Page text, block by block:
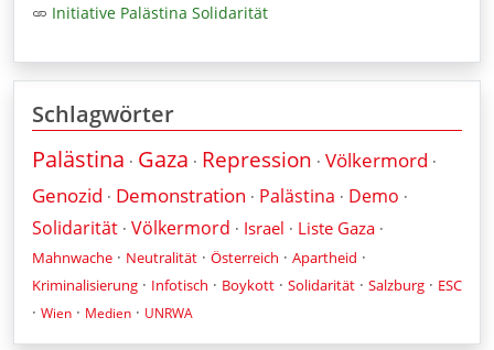
Initiative Palästina Solidarität
Schlagwörter
Palästina · Gaza · Repression · Völkermord ·
Genozid · Demonstration · Palästina · Demo ·
Solidarität · Völkermord · Israel · Liste Gaza ·
Mahnwache · Neutralität · Österreich · Apartheid ·
Kriminalisierung · Infotisch · Boykott · Solidarität · Salzburg · ESC
· Wien · Medien · UNRWA